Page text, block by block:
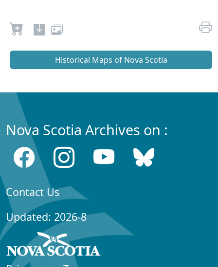
Historical Maps of Nova Scotia
Nova Scotia Archives on :
Contact Us
Updated: 2026-8